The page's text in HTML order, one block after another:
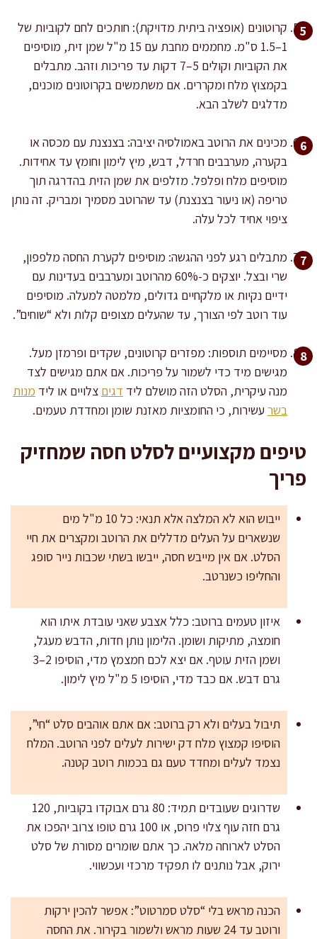
קרוטונים (אופציה ביתית מדויקת): חותכים לחם לקוביות של
1–1.5 ס"מ. מחממים מחבת עם 15 מ"ל שמן זית, מוסיפים
את הקוביות וקולים 5–7 דקות עד פריכות וזהב. מתבלים
בקמצוץ מלח ומקררים. אם משתמשים בקרוטונים מוכנים,
מדלגים לשלב הבא.
מכינים את הרוטב באמולסיה יציבה: בצנצנת עם מכסה או
בקערה, מערבבים חרדל, דבש, מיץ לימון וחומץ עד אחידות.
מוסיפים מלח ופלפל. מזלפים את שמן הזית בהדרגה תוך
טריפה (או ניעור בצנצנת) עד שהרוטב מסמיך ומבריק. זה נותן
ציפוי אחיד לכל עלה.
מתבלים רגע לפני ההגשה: מוסיפים לקערת החסה מלפפון,
שרי ובצל. יוצקים כ-60% מהרוטב ומערבבים בעדינות עם
ידיים נקיות או מלקחיים גדולים, מלמטה למעלה. מוסיפים
עוד רוטב לפי הצורך, עד שהעלים מצופים קלות ולא “שוחים”.
מסיימים תוספות: מפזרים קרוטונים, שקדים ופרמזן מעל.
מגישים מיד כדי לשמור על פריכות. אם אתם מגישים לצד
מנה עיקרית, הסלט הזה מושלם ליד דגים צלויים או ליד מנות
בשר עשירות, כי החומציות מאזנת שומן ומחדדת טעמים.
טיפים מקצועיים לסלט חסה שמחזיק
פריך
ייבוש הוא לא המלצה אלא תנאי: כל 10 מ"ל מים
שנשארים על העלים מדללים את הרוטב ומקצרים את חיי
הסלט. אם אין מייבש חסה, ייבשו בשתי שכבות נייר סופג
והחליפו כשנרטב.
איזון טעמים ברוטב: כלל אצבע שאני עובדת איתו הוא
חומצה, מתיקות ושומן. הלימון נותן חדות, הדבש מעגל,
ושמן הזית עוטף. אם יצא לכם חמצמץ מדי, הוסיפו 2–3
גרם דבש. אם כבד מדי, הוסיפו 5 מ"ל מיץ לימון.
תיבול בעלים ולא רק ברוטב: אם אתם אוהבים סלט “חי”,
הוסיפו קמצוץ מלח דק ישירות לעלים לפני הרוטב. המלח
נצמד לעלים ומחדד טעם גם בכמות רוטב קטנה.
שדרוגים שעובדים תמיד: 80 גרם אבוקדו בקוביות, 120
גרם חזה עוף צלוי פרוס, או 100 גרם טופו צרוב יהפכו את
הסלט לארוחה מלאה. כך אתם שומרים מסורת של סלט
ירוק, אבל נותנים לו תפקיד מרכזי ועכשווי.
הכנה מראש בלי “סלט סמרטוט”: אפשר להכין ירקות
ורוטב עד 24 שעות מראש ולשמור בקירור. את החסה